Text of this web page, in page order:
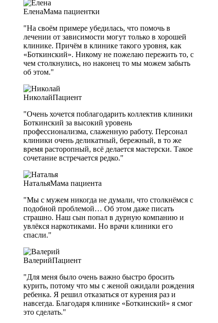
ЕленаМама пациентки
"На своём примере убедилась, что помочь в
лечении от зависимости могут только в хорошей
клинике. Причём в клинике такого уровня, как
«Боткинский». Никому не пожелаю пережить то, с
чем столкнулись, но наконец то мы можем забыть
об этом."
НиколайПациент
"Очень хочется поблагодарить коллектив клиники
Боткинский за высокий уровень
профессионализма, слаженную работу. Персонал
клиники очень деликатный, бережный, в то же
время расторопный, всё делается мастерски. Такое
сочетание встречается редко."
НатальяМама пациента
"Мы с мужем никогда не думали, что столкнёмся с
подобной проблемой… Об этом даже писать
страшно. Наш сын попал в дурную компанию и
увлёкся наркотиками. Но врачи клиники его
спасли."
ВалерийПациент
"Для меня было очень важно быстро бросить
курить, потому что мы с женой ожидали рождения
ребенка. Я решил отказаться от курения раз и
навсегда. Благодаря клинике «Боткинский» я смог
это сделать."